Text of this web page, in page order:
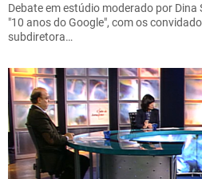
Debate em estúdio moderado por
"10 anos do Google", com os
subdiretora…